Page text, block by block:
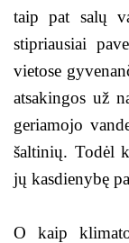
taip pat salų
stipriausiai
vietose
atsakingos už
geriamojo
šaltinių. Todėl
jų kasdienybę
O kaip